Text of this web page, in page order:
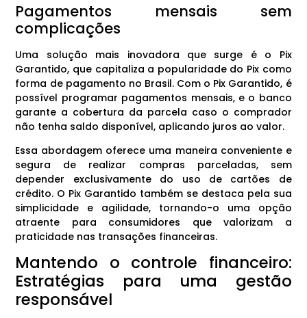
Pagamentos mensais sem
complicações
Uma solução mais inovadora que surge é o Pix
Garantido, que capitaliza a popularidade do Pix como
forma de pagamento no Brasil. Com o Pix Garantido, é
possível programar pagamentos mensais, e o banco
garante a cobertura da parcela caso o comprador
não tenha saldo disponível, aplicando juros ao valor.
Essa abordagem oferece uma maneira conveniente e
segura de realizar compras parceladas, sem
depender exclusivamente do uso de cartões de
crédito. O Pix Garantido também se destaca pela sua
simplicidade e agilidade, tornando-o uma opção
atraente para consumidores que valorizam a
praticidade nas transações financeiras.
Mantendo o controle financeiro:
Estratégias para uma gestão
responsável